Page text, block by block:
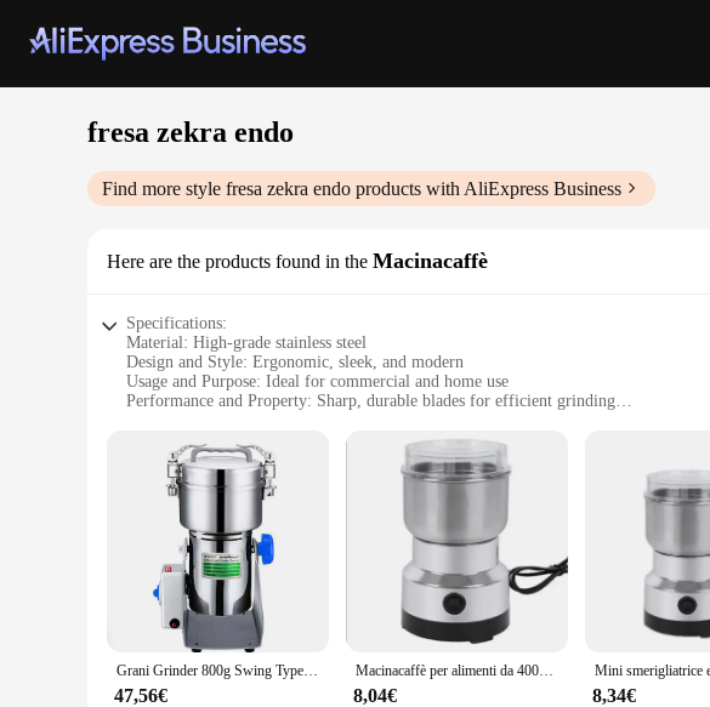
fresa zekra endo
Find more style fresa zekra endo products with AliExpress Business
Here are the products found in the Macinacaffè
Specifications:
Material: High-grade stainless steel
Design and Style: Ergonomic, sleek, and modern
Usage and Purpose: Ideal for commercial and home use
Performance and Property: Sharp, durable blades for efficient grinding
Parts and Accessories: Comes with a comprehensive set of tools for optimal
Features:
|Wholesale|Vendors|
**Unmatched Quality and Durability**
The fresa zekra endo Macinacaffè is a testament to the fusion of quality and
ensuring longevity and reliability in your daily coffee grinding tasks. The sleek
reducing hand fatigue during prolonged use. Whether you're a coffee enthusiast or
**Versatile and Efficient Grinding**
The fresa zekra endo Macinacaffè is not just a coffee grinder; it's a versatile
making it suitable for both coarse and fine grinding. The compact and lightweight
grinding coffee beans, spices, or nuts, this grinder's performance is unmatched,
Grani Grinder 800g Swing Type spezie Grinder Hebals cereali macinacaffè smerigliatrice per alimenti secchi frantoio ad alta velocità
47,56€
Macinacaffè per alimenti da 400W macinacaffè elettrico portatile per uso domestico legumi per fagioli rettificatrice per cereali da cucina in acciaio inossidabile
8,04€ 8,34€